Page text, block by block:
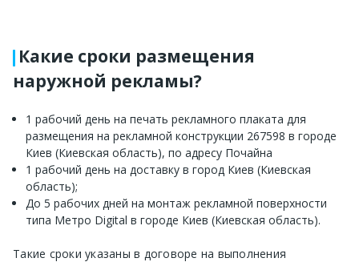
Какие сроки размещения
наружной рекламы?
1 рабочий день на печать рекламного плаката для
размещения на рекламной конструкции 267598 в городе
Киев (Киевская область), по адресу Почайна
1 рабочий день на доставку в город Киев (Киевская
область);
До 5 рабочих дней на монтаж рекламной поверхности
типа Метро Digital в городе Киев (Киевская область).
Такие сроки указаны в договоре на выполнения